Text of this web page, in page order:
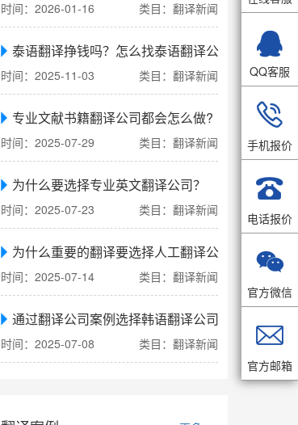
时间：2026-01-16 类目：翻译新闻
泰语翻译挣钱吗？怎么找泰语翻译公司翻译
时间：2025-11-03 类目：翻译新闻
专业文献书籍翻译公司都会怎么做?
时间：2025-07-29 类目：翻译新闻
为什么要选择专业英文翻译公司？
时间：2025-07-23 类目：翻译新闻
为什么重要的翻译要选择人工翻译公司
时间：2025-07-14 类目：翻译新闻
通过翻译公司案例选择韩语翻译公司
时间：2025-07-08 类目：翻译新闻

QQ客服

手机报价

电话报价

官方微信

官方邮箱